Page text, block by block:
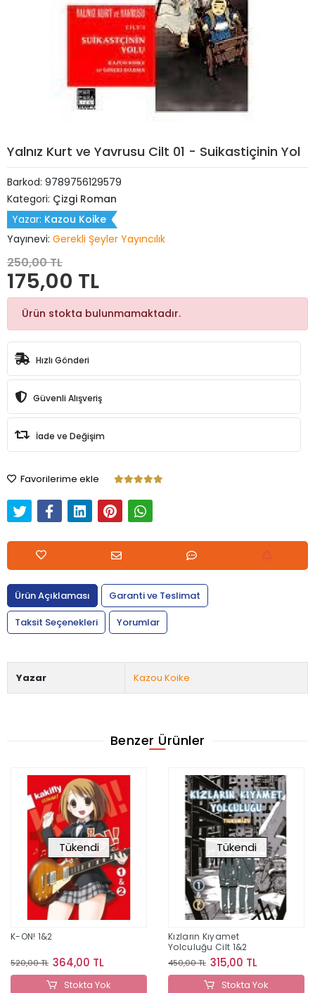
Yalnız Kurt ve Yavrusu Cilt 01 - Suikastiçinin Yol
Barkod: 9789756129579
Kategori: Çizgi Roman
Yazar: Kazou Koike
Yayınevi: Gerekli Şeyler Yayıncılık
250,00 TL
175,00 TL
Ürün stokta bulunmamaktadır.
Hızlı Gönderi
Güvenli Alışveriş
İade ve Değişim
Favorilerime ekle
Ürün Açıklaması
Garanti ve Teslimat
Taksit Seçenekleri
Yorumlar
Yazar Kazou Koike
Benzer Ürünler
Tükendi
K-ON! 1&2
520,00 TL 364,00 TL
Stokta Yok
Tükendi
Kızların Kıyamet
Yolculuğu Cilt 1&2
450,00 TL 315,00 TL
Stokta Yok